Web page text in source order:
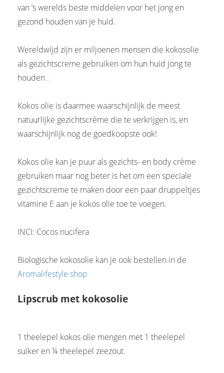
van ‘s werelds beste middelen voor het jong en
gezond houden van je huid.
Wereldwijd zijn er miljoenen mensen die kokosolie
als gezichtscreme gebruiken om hun huid jong te
houden .
Kokos olie is daarmee waarschijnlijk de meest
natuurlijke gezichtscrème die te verkrijgen is, en
waarschijnlijk nog de goedkoopste ook!
Kokos olie kan je puur als gezichts- en body crème
gebruiken maar nog beter is het om een speciale
gezichtscreme te maken door een paar druppeltjes
vitamine E aan je kokos olie toe te voegen.
INCI: Cocos nucifera
Biologische kokosolie kan je ook bestellen in de
Aromalifestyle shop
Lipscrub met kokosolie
1 theelepel kokos olie mengen met 1 theelepel
suiker en ¼ theelepel zeezout.